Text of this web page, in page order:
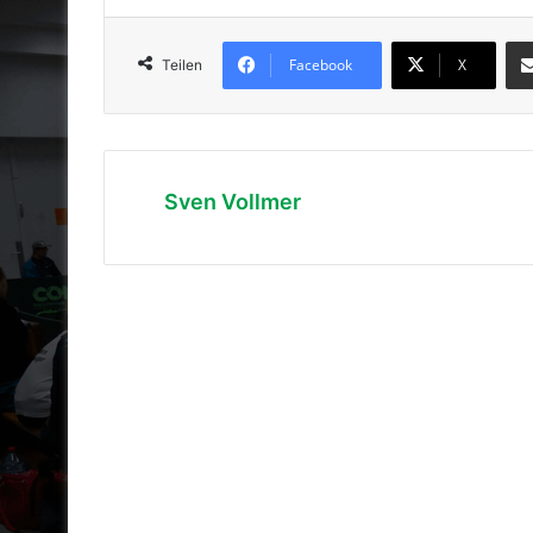
Teilen Facebook X
Sven Vollmer